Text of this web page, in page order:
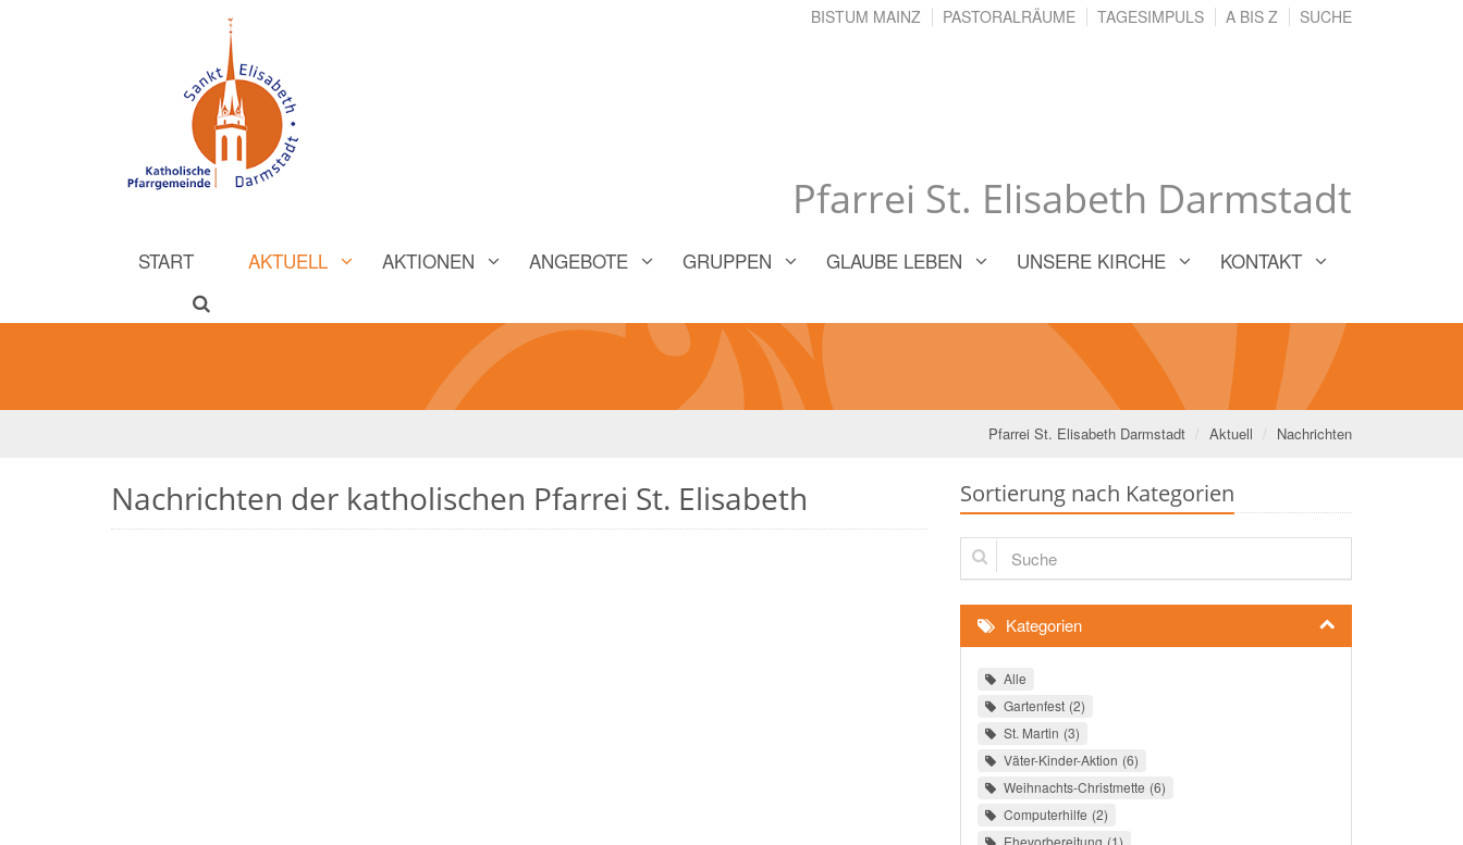
Pfarrei St. Elisabeth Darmstadt
BISTUM MAINZ PASTORALRÄUME TAGESIMPULS A BIS Z SUCHE
START AKTUELL AKTIONEN ANGEBOTE GRUPPEN GLAUBE LEBEN UNSERE KIRCHE KONTAKT
Pfarrei St. Elisabeth Darmstadt Aktuell Nachrichten
Nachrichten der katholischen Pfarrei St. Elisabeth Sortierung nach Kategorien
Suche
Kategorien
Alle
Gartenfest 2
St. Martin 3
Väter-Kinder-Aktion 6
Weihnachts-Christmette 6
Computerhilfe 2
Ehevorbereitung 1